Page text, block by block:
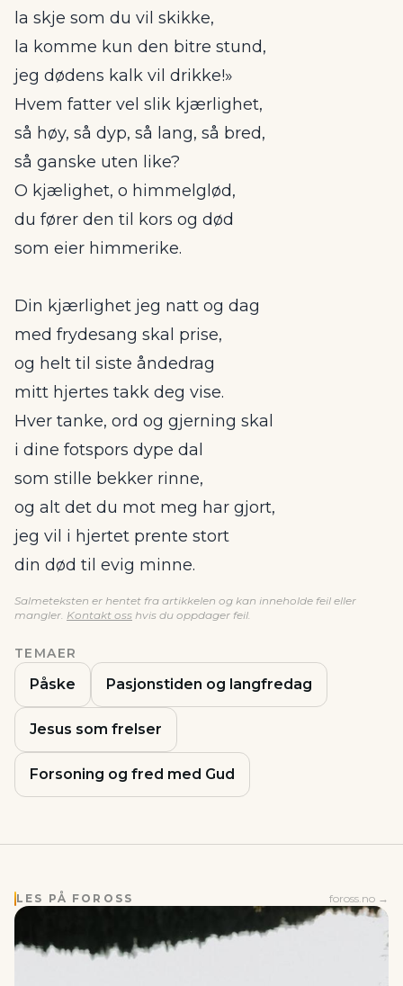
la skje som du vil skikke,
la komme kun den bitre stund,
jeg dødens kalk vil drikke!»
Hvem fatter vel slik kjærlighet,
så høy, så dyp, så lang, så bred,
så ganske uten like?
O kjælighet, o himmelglød,
du fører den til kors og død
som eier himmerike.
Din kjærlighet jeg natt og dag
med frydesang skal prise,
og helt til siste åndedrag
mitt hjertes takk deg vise.
Hver tanke, ord og gjerning skal
i dine fotspors dype dal
som stille bekker rinne,
og alt det du mot meg har gjort,
jeg vil i hjertet prente stort
din død til evig minne.
Salmeteksten er hentet fra artikkelen og kan inneholde feil eller
mangler. Kontakt oss hvis du oppdager feil.
TEMAER
Påske Pasjonstiden og langfredag
Jesus som frelser
Forsoning og fred med Gud
LES PÅ FOROSS foross.no →